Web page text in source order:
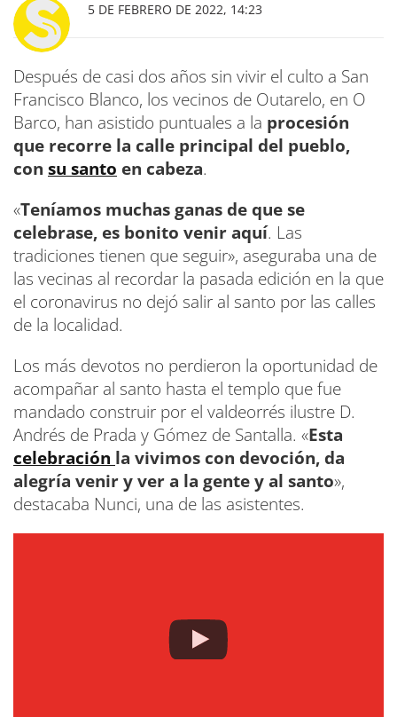
5 DE FEBRERO DE 2022, 14:23
Después de casi dos años sin vivir el culto a San
Francisco Blanco, los vecinos de Outarelo, en O
Barco, han asistido puntuales a la procesión
que recorre la calle principal del pueblo,
con su santo en cabeza.
«Teníamos muchas ganas de que se
celebrase, es bonito venir aquí. Las
tradiciones tienen que seguir», aseguraba una de
las vecinas al recordar la pasada edición en la que
el coronavirus no dejó salir al santo por las calles
de la localidad.
Los más devotos no perdieron la oportunidad de
acompañar al santo hasta el templo que fue
mandado construir por el valdeorrés ilustre D.
Andrés de Prada y Gómez de Santalla. «Esta
celebración la vivimos con devoción, da
alegría venir y ver a la gente y al santo»,
destacaba Nunci, una de las asistentes.